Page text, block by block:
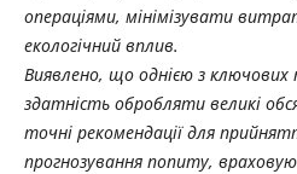
операціями, мінімізувати
екологічний вплив.
Виявлено, що однією з ключових
здатність обробляти великі
точні рекомендації для
прогнозування попиту,